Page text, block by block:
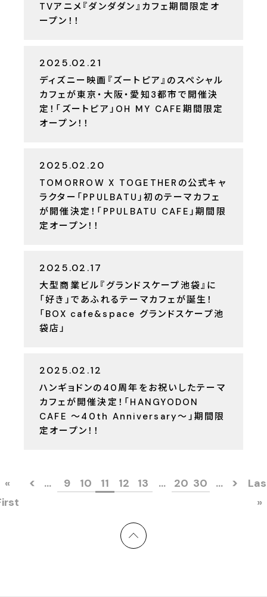
TVアニメ『ダンダダン』カフェ期間限定オ
ープン！！
2025.02.21
ディズニー映画『ズートピア』のスペシャル
カフェが東京・大阪・愛知3都市で開催決
定！「ズートピア」OH MY CAFE期間限定
オープン！！
2025.02.20
TOMORROW X TOGETHERの公式キャ
ラクター「PPULBATU」初のテーマカフェ
が開催決定！「PPULBATU CAFE」期間限
定オープン！！
2025.02.17
大型商業ビル『グランドスケープ池袋』に
「好き」であふれるテーマカフェが誕生！
「BOX cafe&space グランドスケープ池
袋店」
2025.02.12
ハンギョドンの40周年をお祝いしたテーマ
カフェが開催決定！「HANGYODON
CAFE ～40th Anniversary～」期間限
定オープン！！
«
... 9 10 11 12 13 ... 20 30 ...
»